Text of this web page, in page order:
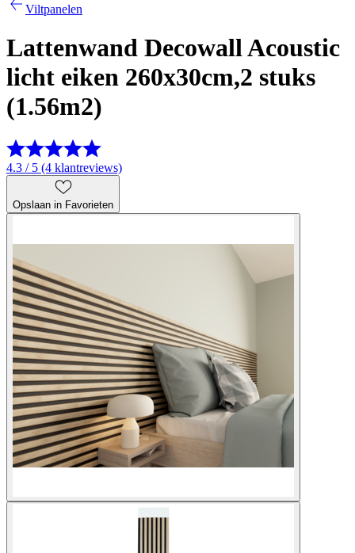
Viltpanelen
Lattenwand Decowall Acoustic
licht eiken 260x30cm,2 stuks
(1.56m2)
4.3 / 5 (4 klantreviews)
Opslaan in Favorieten